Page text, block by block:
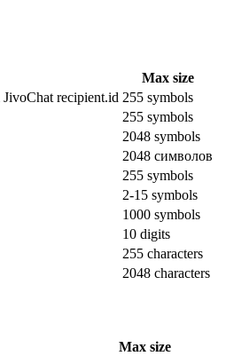
Max size
recipient.id 255 symbols
255 symbols
2048 symbols
2048 символов
255 symbols
2-15 symbols
1000 symbols
10 digits
255 characters
2048 characters
Max size